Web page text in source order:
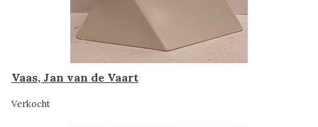
Vaas, Jan van de Vaart
Verkocht